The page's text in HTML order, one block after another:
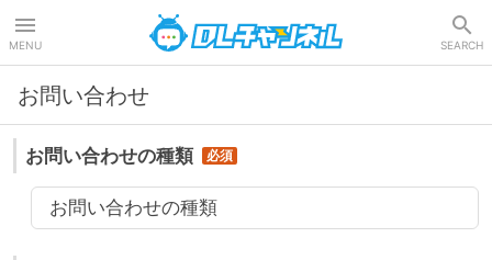
MENU SEARCH
お問い合わせ
お問い合わせの種類
お問い合わせの種類